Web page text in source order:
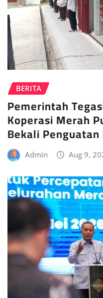
BERITA
Pemerintah
Koperasi Merah
Bekali
Admin Aug 9,